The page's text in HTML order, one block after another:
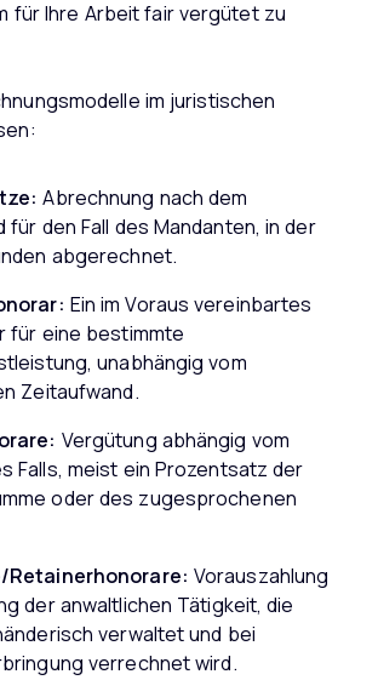
für Ihre Arbeit fair vergütet zu
im juristischen
Abrechnung nach dem
für den Fall des Mandanten, in der
abgerechnet.
Ein im Voraus vereinbartes
für eine bestimmte
unabhängig vom
Zeitaufwand.
Vergütung abhängig vom
Falls, meist ein Prozentsatz der
oder des zugesprochenen
Retainerhonorare: Vorauszahlung
der anwaltlichen Tätigkeit, die
verwaltet und bei
verrechnet wird.